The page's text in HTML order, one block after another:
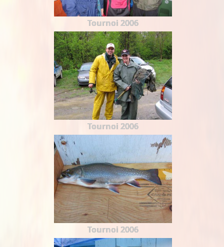
Tournoi 2006
Tournoi 2006
Tournoi 2006